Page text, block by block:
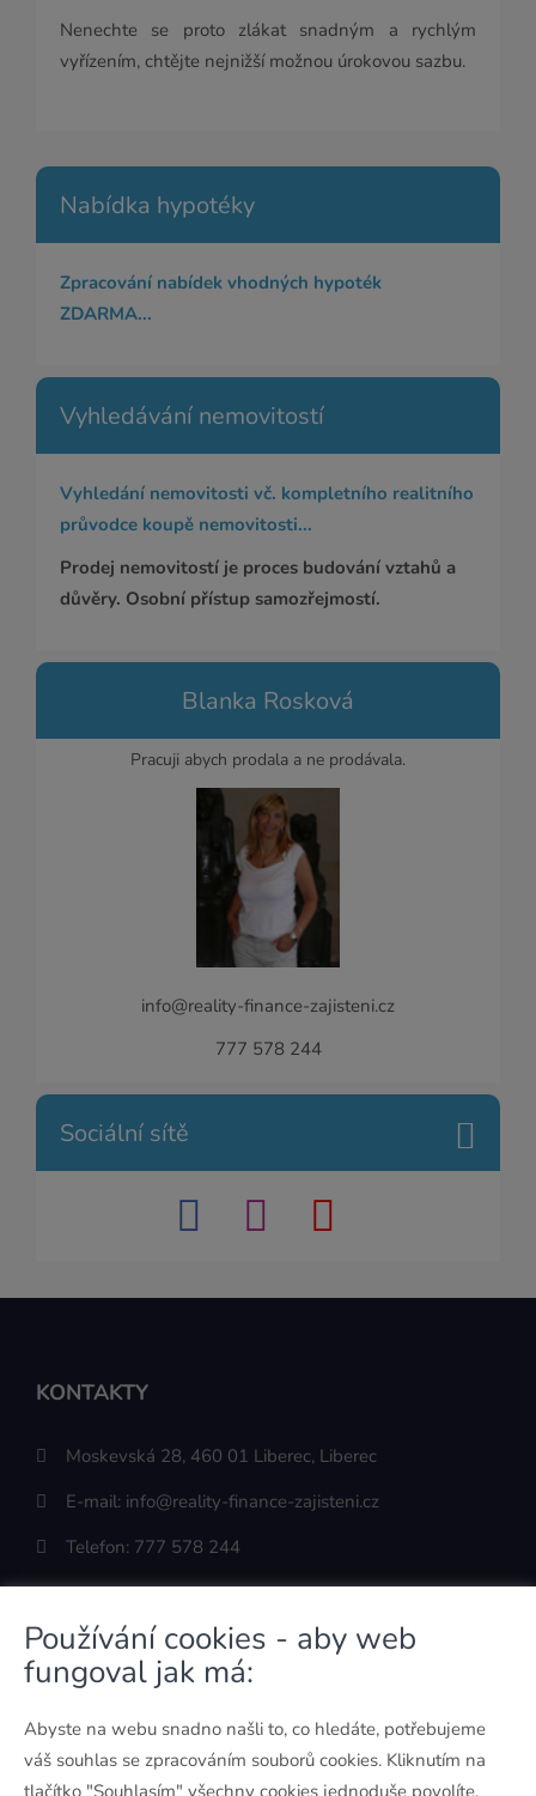
Nenechte se proto zlákat snadným a rychlým
vyřízením, chtějte nejnižší možnou úrokovou sazbu.
Nabídka hypotéky
Zpracování nabídek vhodných hypoték
ZDARMA...
Vyhledávání nemovitostí
Vyhledání nemovitosti vč. kompletního realitního
průvodce koupě nemovitosti...
Prodej nemovitostí je proces budování vztahů a
důvěry. Osobní přístup samozřejmostí.
Blanka Rosková
Pracuji abych prodala a ne prodávala.
info@reality-finance-zajisteni.cz
777 578 244
Sociální sítě
KONTAKTY
Moskevská 28, 460 01 Liberec, Liberec
E-mail: info@reality-finance-zajisteni.cz
Telefon: 777 578 244
ODKAZY
O mně
Kontakt
Používání cookies - aby web
fungoval jak má:
Abyste na webu snadno našli to, co hledáte, potřebujeme
váš souhlas se zpracováním souborů cookies. Kliknutím na
tlačítko "Souhlasím" všechny cookies jednoduše povolíte.